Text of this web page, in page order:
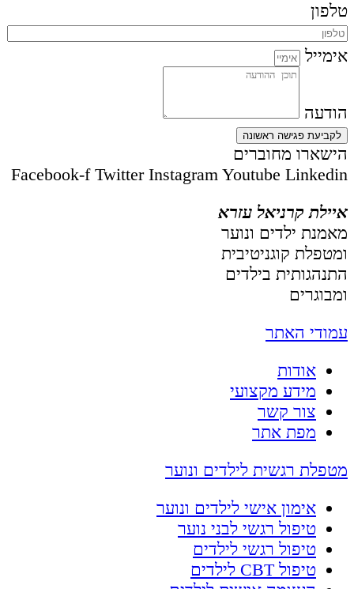
טלפון
אימייל
הודעה
לקביעת פגישה ראשונה
הישארו מחוברים
Facebook-f Twitter Instagram Youtube Linkedin
איילת קרניאל עזרא
מאמנת ילדים ונוער
ומטפלת קוגניטיבית
התנהגותית בילדים
ומבוגרים
עמודי האתר
אודות
מידע מקצועי
צור קשר
מפת אתר
מטפלת רגשית לילדים ונוער
אימון אישי לילדים ונוער
טיפול רגשי לבני נוער
טיפול רגשי לילדים
טיפול CBT לילדים